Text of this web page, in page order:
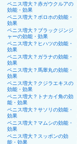
ペニス増大？赤ガウクルアの
効能・効果
ペニス増大？ボロホの効能・
効果
ペニス増大？ブラックジンジ
ャーの効能・効果
ペニス増大？ヒハツの効能・
効果
ペニス増大？ガラナの効能・
効果
ペニス増大？馬睾丸の効能・
効果
ペニス増大？クジラエキスの
効能・効果
ペニス増大？トナカイ角の効
能・効果
ペニス増大？サソリの効能・
効果
ペニス増大？マムシの効能・
効果
ペニス増大？スッポンの効
能・効果